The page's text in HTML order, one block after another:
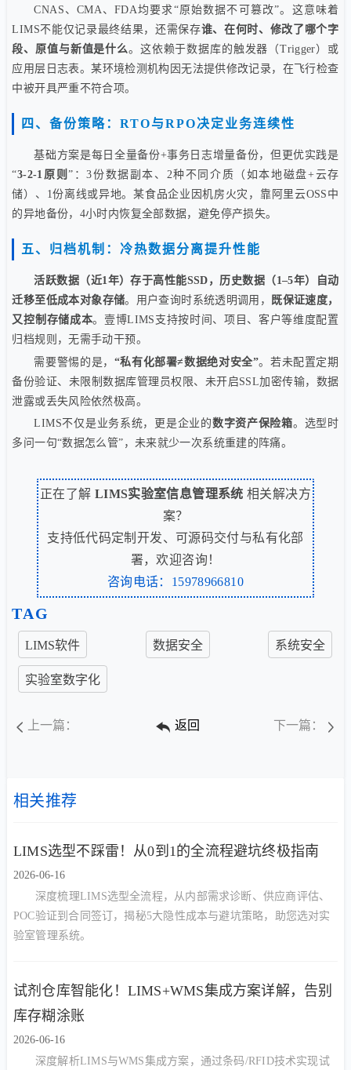
CNAS、CMA、FDA均要求“原始数据不可篡改”。这意味着
LIMS不能仅记录最终结果，还需保存谁、在何时、修改了哪个字
段、原值与新值是什么。这依赖于数据库的触发器（Trigger）或
应用层日志表。某环境检测机构因无法提供修改记录，在飞行检查
中被开具严重不符合项。
四、备份策略：RTO与RPO决定业务连续性
基础方案是每日全量备份+事务日志增量备份，但更优实践是
“3-2-1原则”：3份数据副本、2种不同介质（如本地磁盘+云存
储）、1份离线或异地。某食品企业因机房火灾，靠阿里云OSS中
的异地备份，4小时内恢复全部数据，避免停产损失。
五、归档机制：冷热数据分离提升性能
活跃数据（近1年）存于高性能SSD，历史数据（1–5年）自动
迁移至低成本对象存储。用户查询时系统透明调用，
既保证速度，
又控制存储成本。壹博LIMS支持按时间、项目、客户等维度配置
归档规则，无需手动干预。
需要警惕的是， “私有化部署≠数据绝对安全”。若未配置定期
备份验证、未限制数据库管理员权限、未开启SSL加密传输，数据
泄露或丢失风险依然极高。
LIMS不仅是业务系统，更是企业的数字资产保险箱。选型时
多问一句“数据怎么管”，未来就少一次系统重建的阵痛。
正在了解 LIMS实验室信息管理系统 相关解决方
案？
支持低代码定制开发、可源码交付与私有化部
署，欢迎咨询！
咨询电话：15978966810
TAG
LIMS软件 数据安全 系统安全
实验室数字化
上一篇： 返回 下一篇：
相关推荐
LIMS选型不踩雷！从0到1的全流程避坑终极指南
2026-06-16
深度梳理LIMS选型全流程，从内部需求诊断、供应商评估、
POC验证到合同签订，揭秘5大隐性成本与避坑策略，助您选对实
验室管理系统。
试剂仓库智能化！LIMS+WMS集成方案详解，告别
库存糊涂账
2026-06-16
深度解析LIMS与WMS集成方案，通过条码/RFID技术实现试